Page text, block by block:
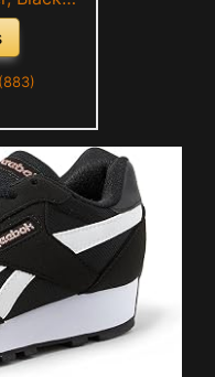
39 EU
(883)